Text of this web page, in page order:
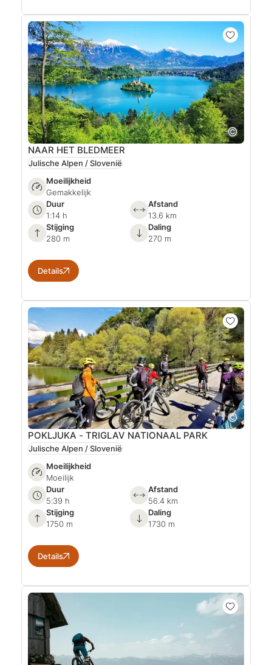
NAAR HET BLEDMEER
Julische Alpen / Slovenië
Moeilijkheid
Gemakkelijk
Duur
1:14 h
Afstand
13.6 km
Stijging
280 m
Daling
270 m
Details
POKLJUKA - TRIGLAV NATIONAAL PARK
Julische Alpen / Slovenië
Moeilijkheid
Moeilijk
Duur
5:39 h
Afstand
56.4 km
Stijging
1750 m
Daling
1730 m
Details